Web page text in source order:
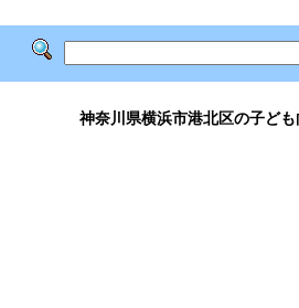
神奈川県横浜市港北区の子ど